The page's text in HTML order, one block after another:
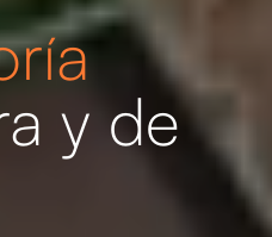
y de